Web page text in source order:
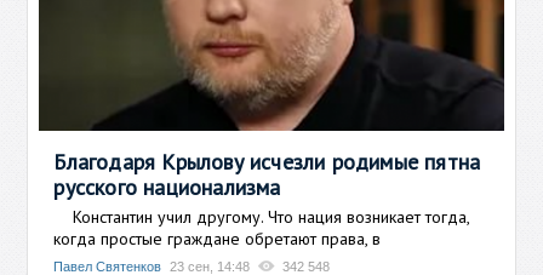
Благодаря Крылову исчезли родимые пятна
русского национализма
Константин учил другому. Что нация возникает тогда,
когда простые граждане обретают права, в
Павел Святенков 23 сен, 14:48 342 548